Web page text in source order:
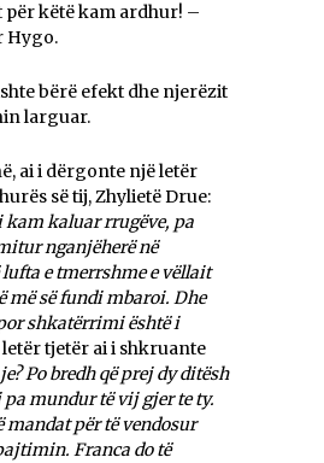
për këtë kam ardhur! –
Hygo.
bërë efekt dhe njerëzit
larguar.
ai i dërgonte një letër
së tij, Zhylietë Drue:
kam kaluar rrugëve, pa
nganjëherë në
e tmerrshme e vëllait
më së fundi mbaroi. Dhe
shkatërrimi është i
letër tjetër ai i shkruante
Po bredh që prej dy ditësh
pa mundur të vij gjer te ty.
mandat për të vendosur
Franca do të